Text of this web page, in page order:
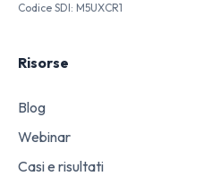
Codice SDI: M5UXCR1
Risorse
Blog
Webinar
Casi e risultati